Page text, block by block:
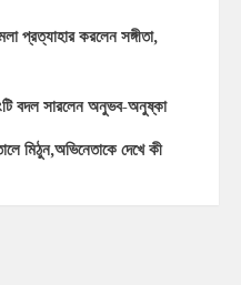
প্রত্যাহার করলেন সঙ্গীতা,
বদল সারলেন অনুভব-অনুষ্কা
মিঠুন,অভিনেতাকে দেখে কী